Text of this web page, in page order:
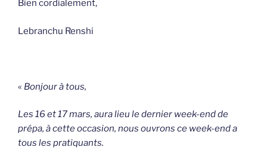
Bien cordialement,
Lebranchu Renshi
« Bonjour à tous,
Les 16 et 17 mars, aura lieu le dernier week-end de
prépa, à cette occasion, nous ouvrons ce week-end a
tous les pratiquants.